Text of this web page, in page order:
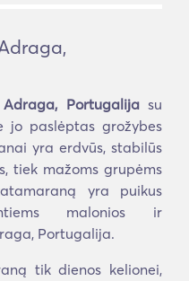
Portugalijasu
paslėptas grožybes
yra erdvūs, stabilūs
tiek mažoms grupėms
yra puikus
malonios ir
Portugalija.
tik dienos kelionei,